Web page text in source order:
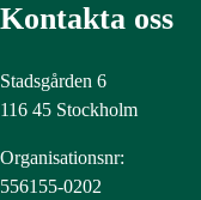
Kontakta oss
Stadsgården 6
116 45 Stockholm
Organisationsnr:
556155-0202